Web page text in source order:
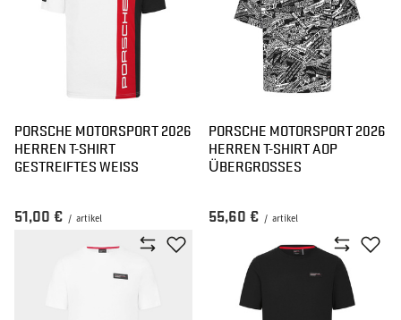
PORSCHE MOTORSPORT 2026
HERREN T-SHIRT
GESTREIFTES WEISS
51,00 € / artikel
PORSCHE MOTORSPORT 2026
HERREN T-SHIRT AOP
ÜBERGROSSES
55,60 € / artikel